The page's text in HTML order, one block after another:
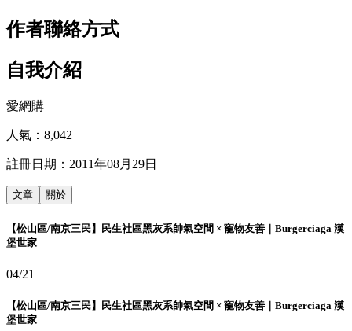
作者聯絡方式
自我介紹
愛網購
人氣： 8,042
註冊日期： 2011年08月29日
文章 關於
【松山區/南京三民】民生社區黑灰系帥氣空間 × 寵物友善｜Burgerciaga 漢
堡世家
04/21
【松山區/南京三民】民生社區黑灰系帥氣空間 × 寵物友善｜Burgerciaga 漢
堡世家